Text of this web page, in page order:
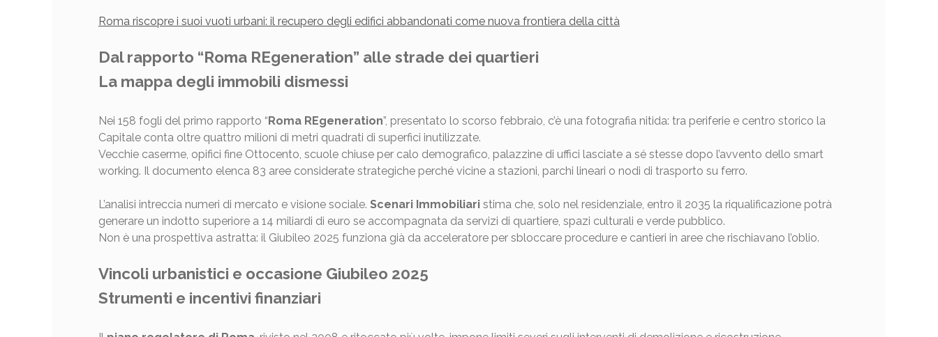
Roma riscopre i suoi vuoti urbani: il recupero degli edifici abbandonati come nuova frontiera della città
Dal rapporto “Roma REgeneration” alle strade dei quartieri
La mappa degli immobili dismessi
Nei 158 fogli del primo rapporto “Roma REgeneration”, presentato lo scorso febbraio, c’è una fotografia nitida: tra periferie e centro storico la
Capitale conta oltre quattro milioni di metri quadrati di superfici inutilizzate.
Vecchie caserme, opifici fine Ottocento, scuole chiuse per calo demografico, palazzine di uffici lasciate a sé stesse dopo l’avvento dello smart
working. Il documento elenca 83 aree considerate strategiche perché vicine a stazioni, parchi lineari o nodi di trasporto su ferro.
L’analisi intreccia numeri di mercato e visione sociale. Scenari Immobiliaristima che, solo nel residenziale, entro il 2035 la riqualificazione potrà
generare un indotto superiore a 14 miliardi di euro se accompagnata da servizi di quartiere, spazi culturali e verde pubblico.
Non è una prospettiva astratta: il Giubileo 2025 funziona già da acceleratore per sbloccare procedure e cantieri in aree che rischiavano l’oblio.
Vincoli urbanistici e occasione Giubileo 2025
Strumenti e incentivi finanziari